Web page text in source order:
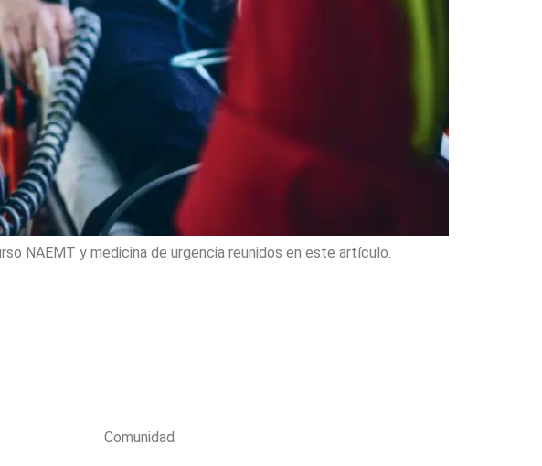
NAEMT y medicina de urgencia reunidos en este artículo.
Comunidad